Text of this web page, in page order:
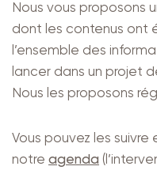
Nous vous proposons
dont les contenus ont
l’ensemble des
lancer dans un projet
Nous les proposons
Vous pouvez les
notre agenda